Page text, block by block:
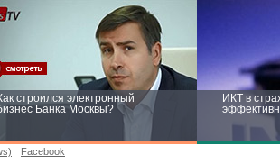
строился электронный
Банка Москвы?
ИКТ в
Facebook